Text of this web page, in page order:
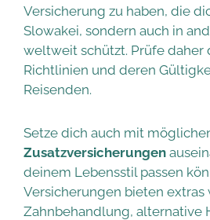
Versicherung zu haben, die
Slowakei, sondern auch in
weltweit schützt. Prüfe daher
Richtlinien und deren
Reisenden.
Setze dich auch mit
Zusatzversicherungen
deinem Lebensstil passen
Versicherungen bieten extras
Zahnbehandlung, alternative